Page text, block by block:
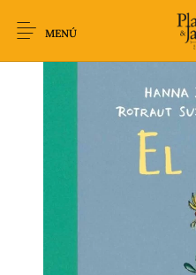
MENÚ
Arqueología